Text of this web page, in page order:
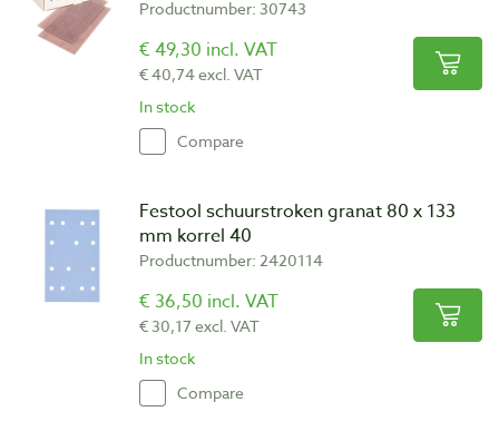
Productnumber: 30743
€ 49,30 incl. VAT
€ 40,74 excl. VAT
In stock
Compare
Festool schuurstroken granat 80 x 133
mm korrel 40
Productnumber: 2420114
€ 36,50 incl. VAT
€ 30,17 excl. VAT
In stock
Compare